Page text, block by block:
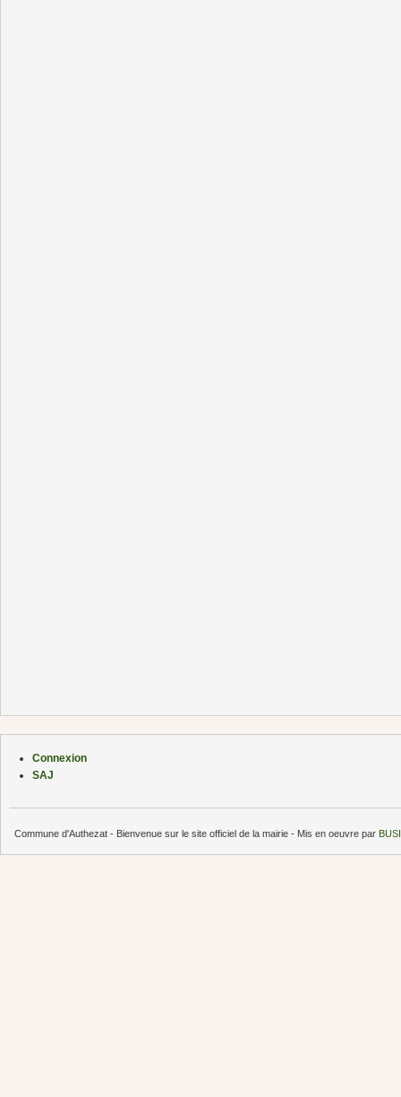
Connexion
SAJ
Commune d'Authezat - Bienvenue sur le site officiel de la mairie - Mis en oeuvre par